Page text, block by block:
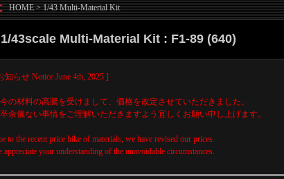
HOME>1/43 Multi-Material Kit
1/43scale Multi-Material Kit : F1-89 (640)
知らせ Notice June 4th, 2025 ]
の材料の高騰を受けまして、価格を改定させていただきました。
余儀ない事情をご理解いただきますよう宜しくお願い申し上げます。
to the recent price hike of materials, we have revised our prices.
appreciate your understanding of the unavoidable circumstances.